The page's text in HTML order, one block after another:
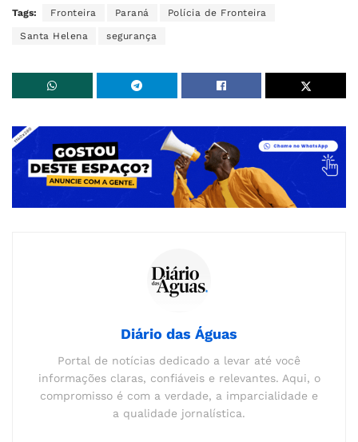
Tags: Fronteira Paraná Polícia de Fronteira
Santa Helena segurança
Diário das Águas
Portal de notícias dedicado a levar até você
informações claras, confiáveis e relevantes. Aqui, o
compromisso é com a verdade, a imparcialidade e
a qualidade jornalística.